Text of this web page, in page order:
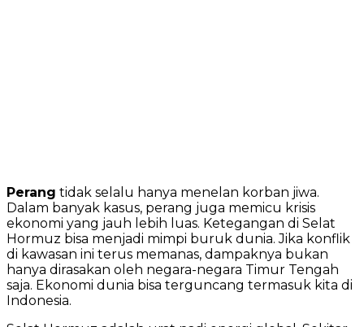
Perang tidak selalu hanya menelan korban jiwa.
Dalam banyak kasus, perang juga memicu krisis
ekonomi yang jauh lebih luas. Ketegangan di Selat
Hormuz bisa menjadi mimpi buruk dunia. Jika konflik
di kawasan ini terus memanas, dampaknya bukan
hanya dirasakan oleh negara-negara Timur Tengah
saja. Ekonomi dunia bisa terguncang termasuk kita di
Indonesia.